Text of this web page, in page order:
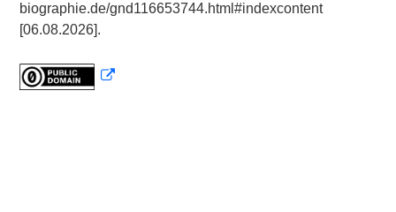
biographie.de/gnd116653744.html#indexcontent
[06.08.2026].